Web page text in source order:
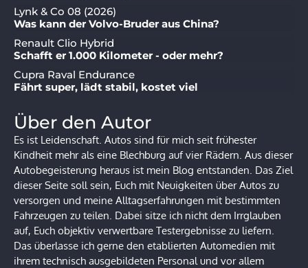
Lynk & Co 08 (2026)
Was kann der Volvo-Bruder aus China?
Renault Clio Hybrid
Schafft er 1.000 Kilometer - oder mehr?
Cupra Raval Endurance
Fährt super, lädt stabil, kostet viel
Über den Autor
Es ist Leidenschaft. Autos sind für mich seit frühester
Kindheit mehr als eine Blechburg auf vier Rädern. Aus dieser
Autobegeisterung heraus ist mein Blog entstanden. Das Ziel
dieser Seite soll sein, Euch mit Neuigkeiten über Autos zu
versorgen und meine Alltagserfahrungen mit bestimmten
Fahrzeugen zu teilen. Dabei sitze ich nicht dem Irrglauben
auf, Euch objektiv verwertbare Testergebnisse zu liefern.
Das überlasse ich gerne den etablierten Automedien mit
ihrem technisch ausgebildeten Personal und vor allem